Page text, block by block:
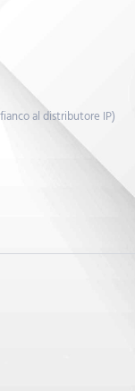
al distributore IP)